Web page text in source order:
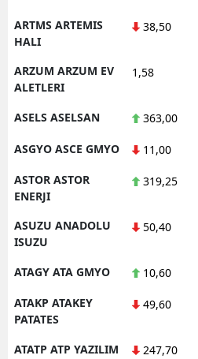
ARTMS ARTEMIS
HALI
38,50
ARZUM ARZUM EV
ALETLERI
1,58
ASELS ASELSAN 363,00
ASGYO ASCE GMYO 11,00
ASTOR ASTOR
ENERJI
319,25
ASUZU ANADOLU
ISUZU
50,40
ATAGY ATA GMYO 10,60
ATAKP ATAKEY
PATATES
49,60
ATATP ATP YAZILIM 247,70